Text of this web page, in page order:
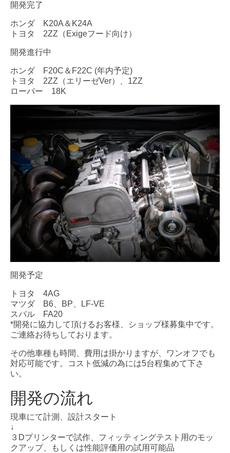
開発完了
ホンダ K20A＆K24A
トヨタ 2ZZ（Exigeフード向け）
開発進行中
ホンダ F20C＆F22C (年内予定)
トヨタ 2ZZ（エリーゼVer）、1ZZ
ローバー 18K
開発予定
トヨタ 4AG
マツダ B6、BP、LF-VE
スバル FA20
*開発に協力して頂けるお客様、ショップ様募集中です。
ご連絡お待ちしております。
その他車種も時間、費用は掛かりますが、ワンオフでも
対応可能です。コスト低減の為には5台程集めて下さ
い。
開発の流れ
現車にて計測、設計スタート
↓
３Dプリンターで試作、フィッティングテスト用のモッ
クアップ、もしくは性能評価用の試用可能品